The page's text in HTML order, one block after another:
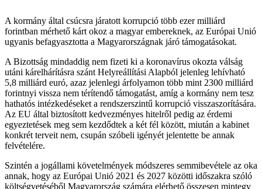
A kormány által csúcsra járatott korrupció több ezer milliárd
forintban mérhető kárt okoz a magyar embereknek, az Európai Unió
ugyanis befagyasztotta a Magyarországnak járó támogatásokat.
A Bizottság mindaddig nem fizeti ki a koronavírus okozta válság
utáni kárelhárításra szánt Helyreállítási Alapból jelenleg lehívható
5,8 milliárd euró, azaz jelenlegi árfolyamon több mint 2300 milliárd
forintnyi vissza nem térítendő támogatást, amíg a kormány nem tesz
hathatós intézkedéseket a rendszerszintű korrupció visszaszorítására.
Az EU által biztosított kedvezményes hitelről pedig az érdemi
egyeztetések meg sem kezdődtek a két fél között, miután a kabinet
konkrét terveit nem, csupán szóbeli igényét jelentette be annak
felvételére.
Szintén a jogállami követelmények módszeres semmibevétele az oka
annak, hogy az Európai Unió 2021 és 2027 közötti időszakra szóló
költségvetéséből Magyarország számára elérhető összesen mintegy